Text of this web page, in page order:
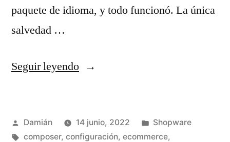
paquete de idioma, y todo funcionó. La única
salvedad …
Seguir leyendo«Shopware
3»
Publicado
por
Damián 14 junio, 2022
Publicado
en
Shopware
Etiquetas:
composer, configuración, ecommerce,